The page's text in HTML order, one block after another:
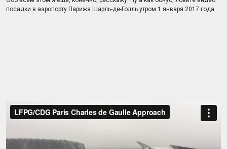
посадки в аэропорту Парижа Шарль-де-Голль утром 1 января 2017 года.